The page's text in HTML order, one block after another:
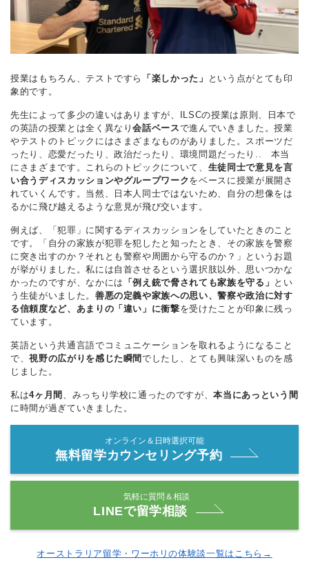
授業はもちろん、テストですら 「楽しかった」
という点がとても印
象的です。
先生によって多少の違いはありますが、ILSCの授業は原則、日本で
の英語の授業とは全く異なり会話ベースで進んでいきました。授業
やテストのトピックにはさまざまなものがありました。スポーツだ
ったり、恋愛だったり、政治だったり、環境問題だったり.. 本当
にさまざまです。これらのトピックについて、 生徒同士で意見を言
い合うディスカッションやグループワークをベースに授業が展開さ
れていくんです。当然、日本人同士ではないため、自分の想像をは
るかに飛び越えるような意見が飛び交います。
例えば、「犯罪」に関するディスカッションをしていたときのこと
です。「自分の家族が犯罪を犯したと知ったとき、その家族を警察
に突き出すのか？それとも警察や周囲から守るのか？」というお題
が挙がりました。私には自首させるという選択肢以外、思いつかな
かったのですが、なかには 「例え銃で脅されても家族を守る」 とい
う生徒がいました。 善悪の定義や家族への思い、警察や政治に対す
る信頼度など、あまりの「違い」に衝撃を受けたことが印象に残っ
ています。
英語という共通言語でコミュニケーションを取れるようになること
で、視野の広がりを感じた瞬間でしたし、とても興味深いものを感
じました。
私は4ヶ月間 、みっちり学校に通ったのですが、本当にあっという間
に時間が過ぎていきました。
オンライン＆日時選択可能
無料留学カウンセリング予約
気軽に質問＆相談
LINEで留学相談
オーストラリア留学・ワーホリの体験談一覧はこちら→